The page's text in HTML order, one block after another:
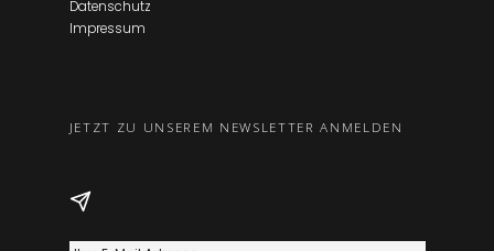
Datenschutz
Impressum
JETZT ZU UNSEREM NEWSLETTER ANMELDEN